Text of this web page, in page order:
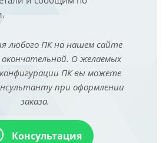
любого ПК на нашем сайте
окончательной. О желаемых
ПК вы можете
при оформлении
заказа.
Консультация